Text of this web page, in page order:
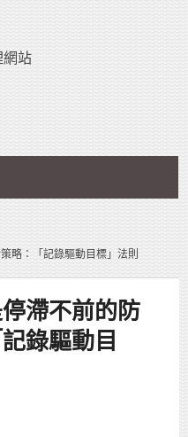
網站
略：「記錄驅動目標」法則
滯不前的防
錄驅動目